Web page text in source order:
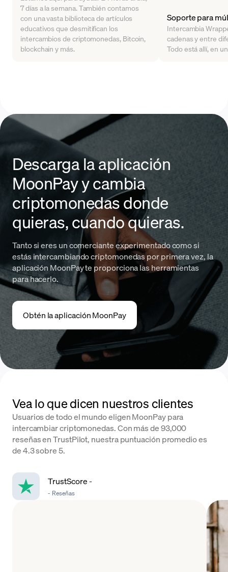
7 días a la semana. También contamos
con una vasta biblioteca de artículos
educativos que desmitifican los
intercambios de criptomonedas, Bitcoin,
blockchain y más.
Soporte para
Intercambia
cadenas y entre
Todo está allí, en
Descarga la aplicación
MoonPay y cambia
criptomonedas donde
quieras, cuando quieras.
Tanto si eres un comerciante experimentado como si
estás intercambiando criptomonedas por primera vez, la
aplicación MoonPay te proporciona las herramientas
para hacerlo.
Obtén la aplicación MoonPay
Vea lo que dicen nuestros clientes
Usuarios de todo el mundo eligen MoonPay para
intercambiar criptomonedas. Con más de 93,000
reseñas en TrustPilot, nuestra puntuación promedio es
de 4.3 sobre 5.
TrustScore-
- Reseñas